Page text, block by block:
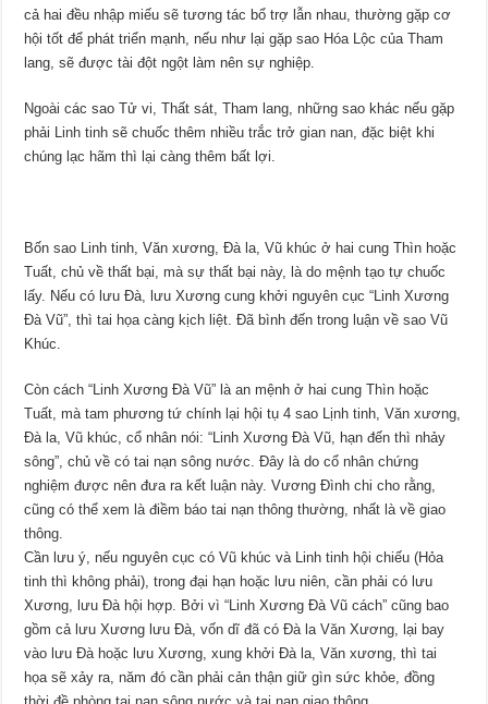
cả hai đều nhập miếu sẽ tương tác bổ trợ lẫn nhau, thường gặp cơ
hội tốt để phát triển mạnh, nếu như lại gặp sao Hóa Lộc của Tham
lang, sẽ được tài đột ngột làm nên sự nghiệp.
Ngoài các sao Tử vi, Thất sát, Tham lang, những sao khác nếu gặp
phải Linh tinh sẽ chuốc thêm nhiều trắc trở gian nan, đặc biệt khi
chúng lạc hãm thì lại càng thêm bất lợi.
Bốn sao Linh tinh, Văn xương, Đà la, Vũ khúc ở hai cung Thìn hoặc
Tuất, chủ về thất bại, mà sự thất bại này, là do mệnh tạo tự chuốc
lấy. Nếu có lưu Đà, lưu Xương cung khởi nguyên cục “Linh Xương
Đà Vũ”, thì tai họa càng kịch liệt. Đã bình đến trong luận về sao Vũ
Khúc.
Còn cách “Linh Xương Đà Vũ” là an mệnh ở hai cung Thìn hoặc
Tuất, mà tam phương tứ chính lại hội tụ 4 sao Lịnh tinh, Văn xương,
Đà la, Vũ khúc, cổ nhân nói: “Linh Xương Đà Vũ, hạn đến thì nhảy
sông”, chủ về có tai nạn sông nước. Đây là do cổ nhân chứng
nghiệm được nên đưa ra kết luận này. Vương Đình chi cho rằng,
cũng có thể xem là điềm báo tai nạn thông thường, nhất là về giao
thông.
Cần lưu ý, nếu nguyên cục có Vũ khúc và Linh tinh hội chiếu (Hỏa
tinh thì không phải), trong đại hạn hoặc lưu niên, cần phải có lưu
Xương, lưu Đà hội hợp. Bởi vì “Linh Xương Đà Vũ cách” cũng bao
gồm cả lưu Xương lưu Đà, vốn dĩ đã có Đà la Văn Xương, lại bay
vào lưu Đà hoặc lưu Xương, xung khởi Đà la, Văn xương, thì tai
họa sẽ xảy ra, năm đó cần phải cản thận giữ gìn sức khỏe, đồng